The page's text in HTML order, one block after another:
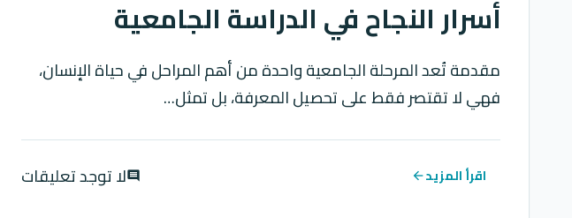
أسرار النجاح في الدراسة الجامعية
مقدمة تُعد المرحلة الجامعية واحدة من أهم المراحل في حياة الإنسان،
فهي لا تقتصر فقط على تحصيل المعرفة، بل تمثل…
اقرأ المزيدarrow_back
commentلا توجد تعليقات